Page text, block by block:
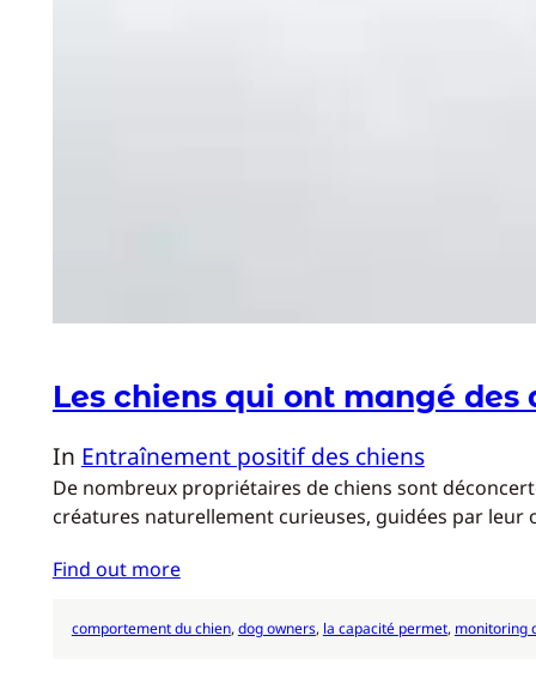
Les chiens qui ont mangé des
In Entraînement positif des chiens
De nombreux propriétaires de chiens sont
créatures naturellement curieuses, guidées par leur
Find out more
comportement du chien, dog owners, la capacité permet, monitoring